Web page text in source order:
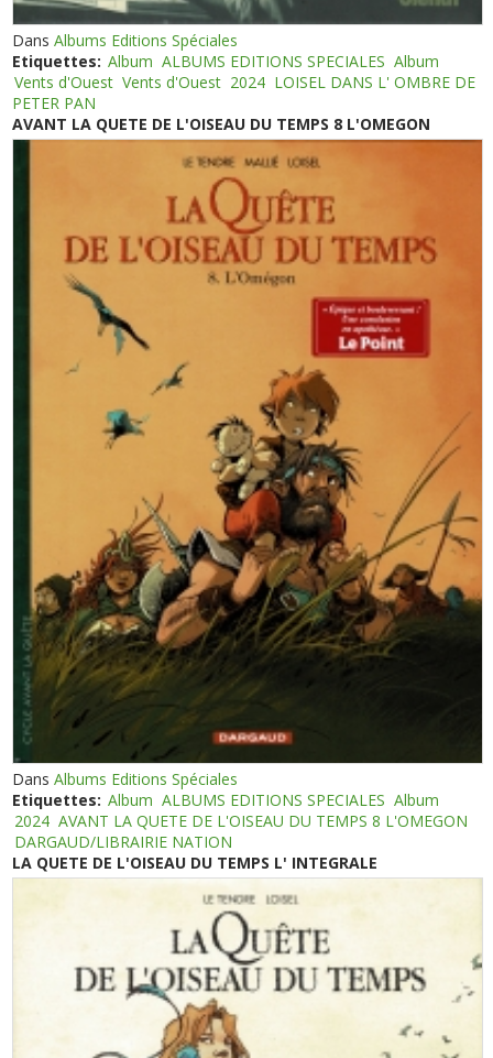
DansAlbums Editions Spéciales
Etiquettes: Album ALBUMS EDITIONS SPECIALES Album
Vents d'Ouest Vents d'Ouest 2024 LOISEL DANS L' OMBRE DE
PETER PAN
AVANT LA QUETE DE L'OISEAU DU TEMPS 8 L'OMEGON
DansAlbums Editions Spéciales
Etiquettes: Album ALBUMS EDITIONS SPECIALES Album
2024 AVANT LA QUETE DE L'OISEAU DU TEMPS 8 L'OMEGON
DARGAUD/LIBRAIRIE NATION
LA QUETE DE L'OISEAU DU TEMPS L' INTEGRALE